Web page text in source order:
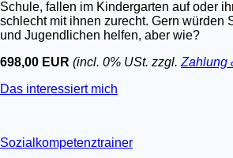
Schule, fallen im Kindergarten auf oder
schlecht mit ihnen zurecht. Gern würden
und Jugendlichen helfen, aber wie?
698,00 EUR (incl. 0% USt. zzgl. Zahlung
Das interessiert mich
Sozialkompetenztrainer